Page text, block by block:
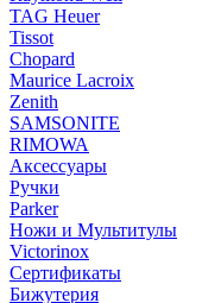
TAG Heuer
Tissot
Chopard
Maurice Lacroix
Zenith
SAMSONITE
RIMOWA
Аксессуары
Ручки
Parker
Ножи и Мультитулы
Victorinox
Сертификаты
Бижутерия